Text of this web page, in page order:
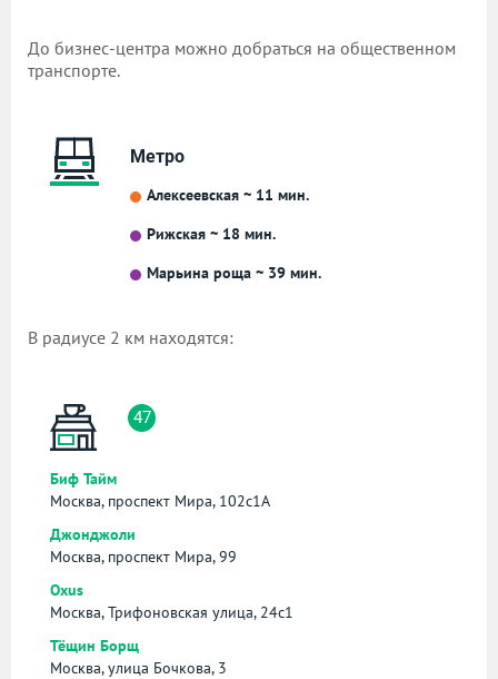
До бизнес-центра можно добраться на общественном
транспорте.
Метро
Алексеевская ~ 11 мин.
Рижская ~ 18 мин.
Марьина роща ~ 39 мин.
В радиусе 2 км находятся:
47
Биф Тайм
Москва, проспект Мира, 102с1А
Джонджоли
Москва, проспект Мира, 99
Oxus
Москва, Трифоновская улица, 24с1
Тёщин Борщ
Москва, улица Бочкова, 3